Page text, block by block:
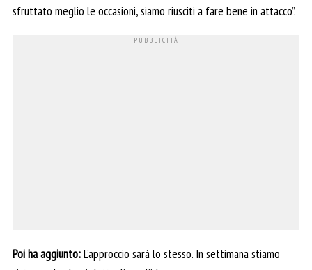
sfruttato meglio le occasioni, siamo riusciti a fare bene in attacco”.
Poi ha aggiunto:L’approccio sarà lo stesso. In settimana stiamo